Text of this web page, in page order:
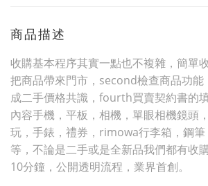
商品描述
收購基本程序其實一點也不複雜，簡單
把商品帶來門市，second檢查商品功
成二手價格共識，fourth買賣契約書的
內容手機，平板，相機，單眼相機鏡頭
玩，手錶，禮券，rimowa行李箱，鋼筆
等，不論是二手或是全新品我們都有收
10分鐘，公開透明流程，業界首創。